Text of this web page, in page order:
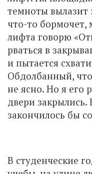
темноты вылазит
что-то бормочет,
лифта говорю
рваться в
и пытается
Обдолбанный,
не ясно. Но я его
двери
закончилось бы
В студенческие